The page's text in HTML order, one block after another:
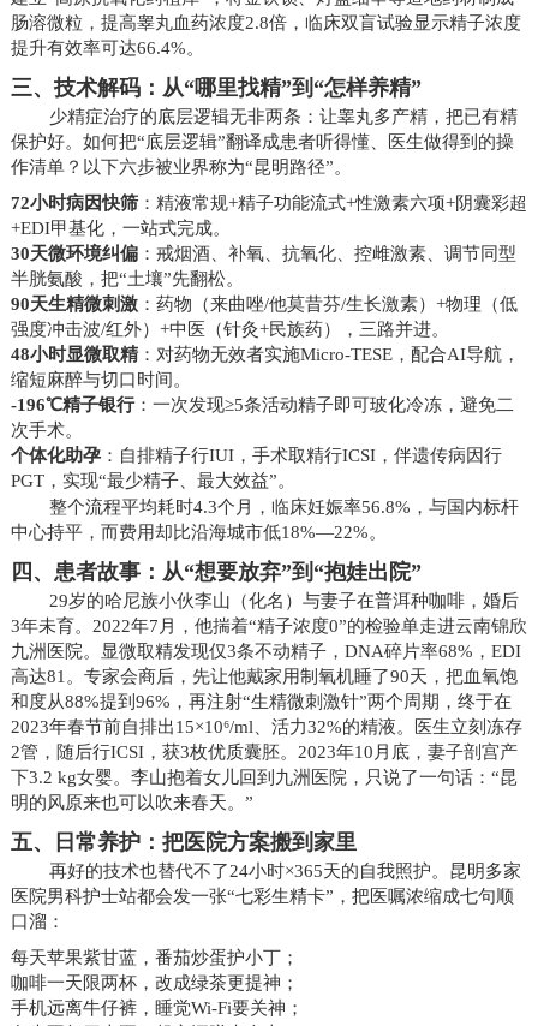
肠溶微粒，提高睾丸血药浓度2.8倍，临床双盲试验显示精子浓度
提升有效率可达66.4%。
三、技术解码：从“哪里找精”到“怎样养精”
少精症治疗的底层逻辑无非两条：让睾丸多产精，把已有精
保护好。如何把“底层逻辑”翻译成患者听得懂、医生做得到的操
作清单？以下六步被业界称为“昆明路径”。
72小时病因快筛：精液常规+精子功能流式+性激素六项+阴囊彩超
+EDI甲基化，一站式完成。
30天微环境纠偏：戒烟酒、补氧、抗氧化、控雌激素、调节同型
半胱氨酸，把“土壤”先翻松。
90天生精微刺激：药物（来曲唑/他莫昔芬/生长激素）+物理（低
强度冲击波/红外）+中医（针灸+民族药），三路并进。
48小时显微取精：对药物无效者实施Micro-TESE，配合AI导航，
缩短麻醉与切口时间。
-196℃精子银行：一次发现≥5条活动精子即可玻化冷冻，避免二
次手术。
个体化助孕：自排精子行IUI，手术取精行ICSI，伴遗传病因行
PGT，实现“最少精子、最大效益”。
整个流程平均耗时4.3个月，临床妊娠率56.8%，与国内标杆
中心持平，而费用却比沿海城市低18%—22%。
四、患者故事：从“想要放弃”到“抱娃出院”
29岁的哈尼族小伙李山（化名）与妻子在普洱种咖啡，婚后
3年未育。2022年7月，他揣着“精子浓度0”的检验单走进云南锦欣
九洲医院。显微取精发现仅3条不动精子，DNA碎片率68%，EDI
高达81。专家会商后，先让他戴家用制氧机睡了90天，把血氧饱
和度从88%提到96%，再注射“生精微刺激针”两个周期，终于在
2023年春节前自排出15×10⁶/ml、活力32%的精液。医生立刻冻存
2管，随后行ICSI，获3枚优质囊胚。2023年10月底，妻子剖宫产
下3.2 kg女婴。李山抱着女儿回到九洲医院，只说了一句话：“昆
明的风原来也可以吹来春天。”
五、日常养护：把医院方案搬到家里
再好的技术也替代不了24小时×365天的自我照护。昆明多家
医院男科护士站都会发一张“七彩生精卡”，把医嘱浓缩成七句顺
口溜：
每天苹果紫甘蓝，番茄炒蛋护小丁；
咖啡一天限两杯，改成绿茶更提神；
手机远离牛仔裤，睡觉Wi-Fi要关神；